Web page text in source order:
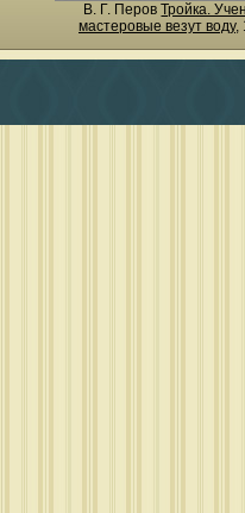
В. Г. ПеровТройка.
мастеровые везут воду,